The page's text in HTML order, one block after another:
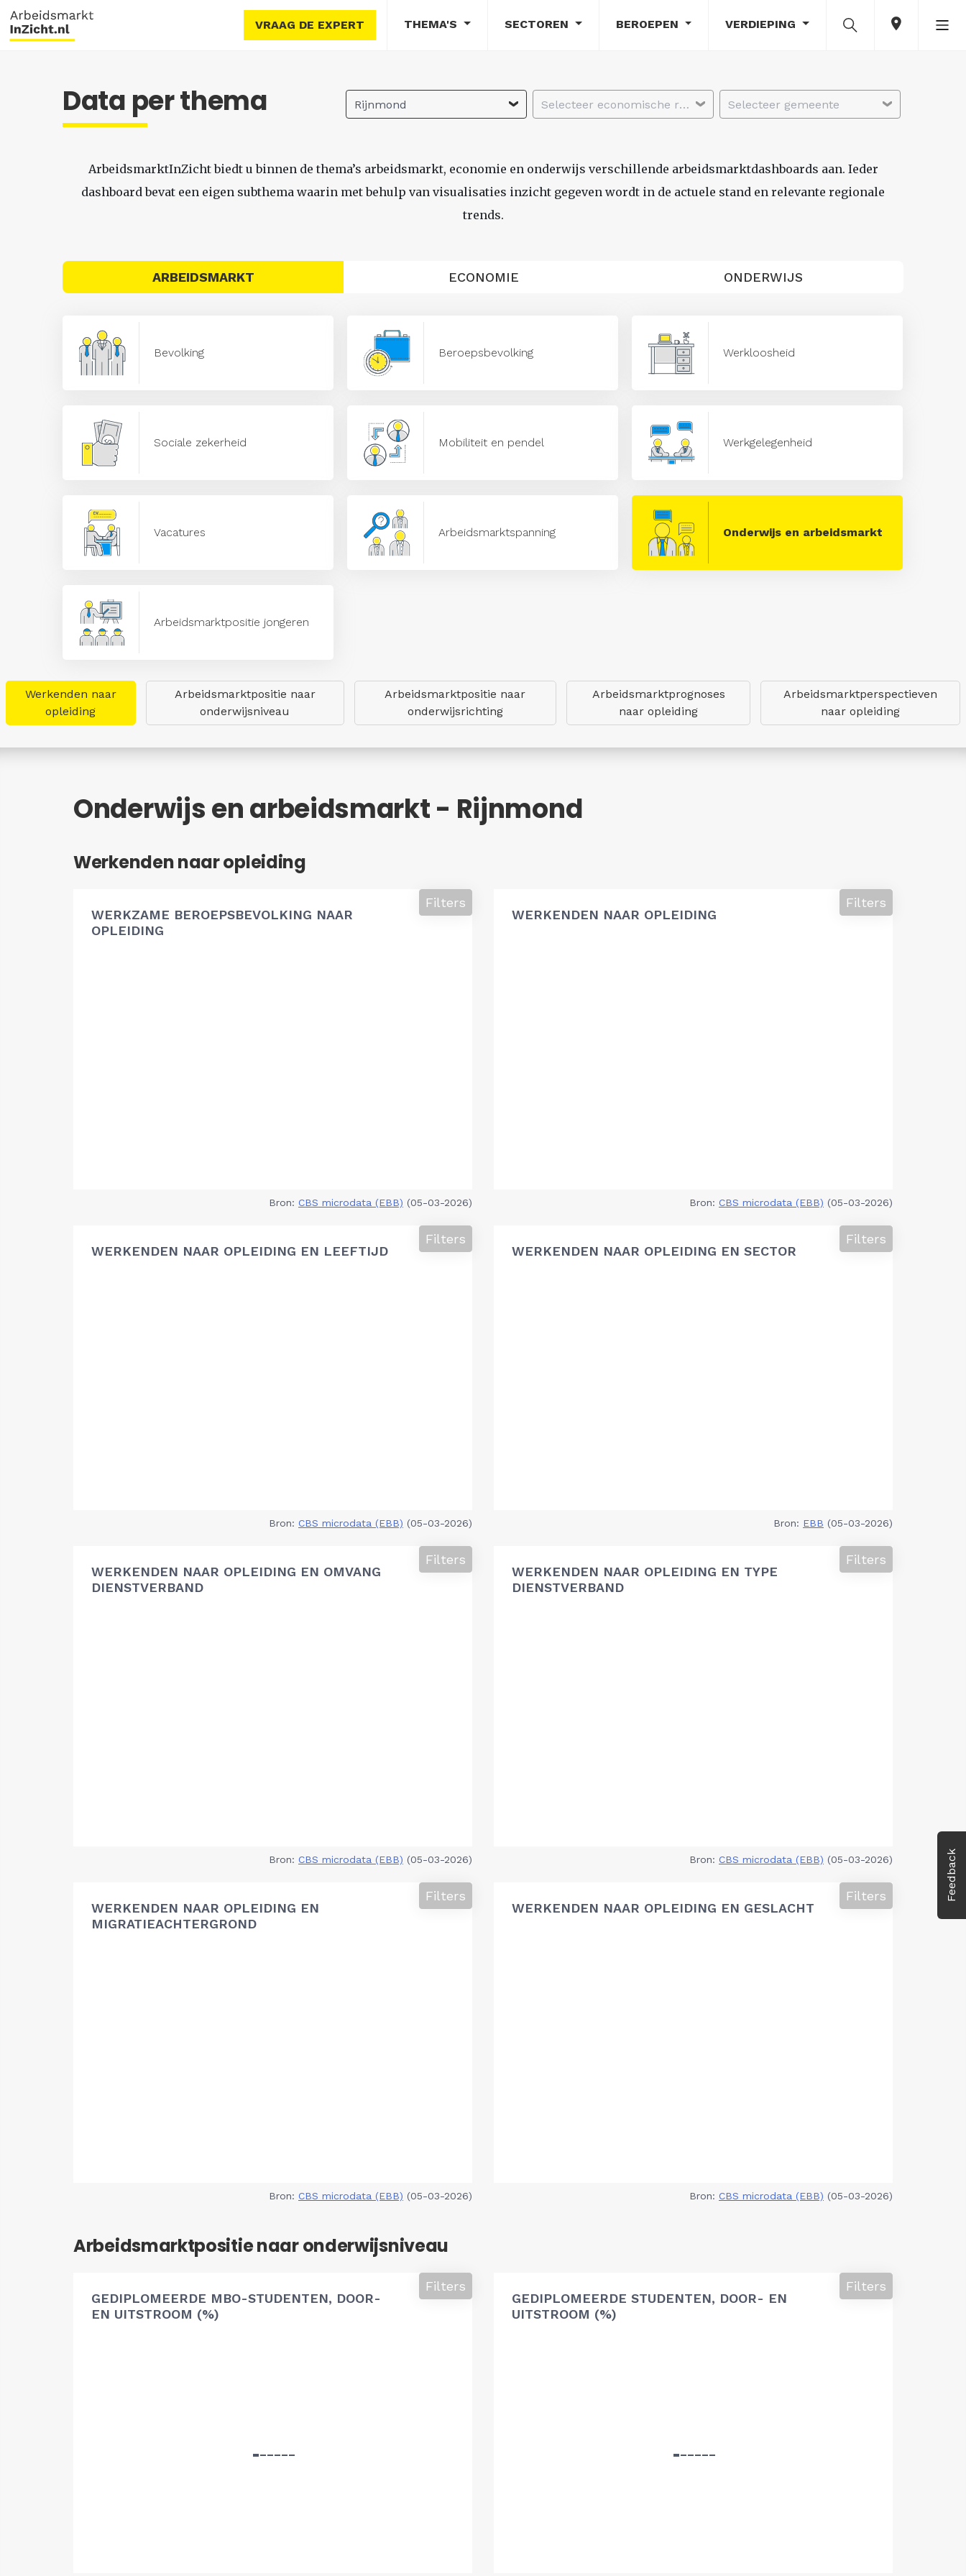
VRAAG DE EXPERT THEMA'S SECTOREN BEROEPEN VERDIEPING
Feedback
Data per thema Rijnmond Selecteer economische regio Selecteer gemeente
ArbeidsmarktInZicht biedt u binnen de thema’s arbeidsmarkt, economie en onderwijs verschillende arbeidsmarktdashboards aan. Ieder
dashboard bevat een eigen subthema waarin met behulp van visualisaties inzicht gegeven wordt in de actuele stand en relevante regionale
trends.
ARBEIDSMARKT ECONOMIE ONDERWIJS
Bevolking Beroepsbevolking Werkloosheid
Sociale zekerheid Mobiliteit en pendel Werkgelegenheid
Vacatures Arbeidsmarktspanning Onderwijs en arbeidsmarkt
Arbeidsmarktpositie jongeren
Werkenden naar
opleiding
Arbeidsmarktpositie naar
onderwijsniveau
Arbeidsmarktpositie naar
onderwijsrichting
Arbeidsmarktprognoses
naar opleiding
Arbeidsmarktperspectieven
naar opleiding
Onderwijs en arbeidsmarkt - Rijnmond
Werkenden naar opleiding
WERKZAME BEROEPSBEVOLKING NAAR
OPLEIDING
Filters
Bron: CBS microdata (EBB) (05-03-2026)
WERKENDEN NAAR OPLEIDING
Filters
Bron: CBS microdata (EBB) (05-03-2026)
WERKENDEN NAAR OPLEIDING EN LEEFTIJD
Filters
Bron: CBS microdata (EBB) (05-03-2026)
WERKENDEN NAAR OPLEIDING EN SECTOR
Filters
Bron: EBB (05-03-2026)
WERKENDEN NAAR OPLEIDING EN OMVANG
DIENSTVERBAND
Filters
Bron: CBS microdata (EBB) (05-03-2026)
WERKENDEN NAAR OPLEIDING EN TYPE
DIENSTVERBAND
Filters
Bron: CBS microdata (EBB) (05-03-2026)
WERKENDEN NAAR OPLEIDING EN
MIGRATIEACHTERGROND
Filters
Bron: CBS microdata (EBB) (05-03-2026)
WERKENDEN NAAR OPLEIDING EN GESLACHT
Filters
Bron: CBS microdata (EBB) (05-03-2026)
Arbeidsmarktpositie naar onderwijsniveau
GEDIPLOMEERDE MBO-STUDENTEN, DOOR-
EN UITSTROOM (%)
Filters
GEDIPLOMEERDE STUDENTEN, DOOR- EN
UITSTROOM (%)
Filters